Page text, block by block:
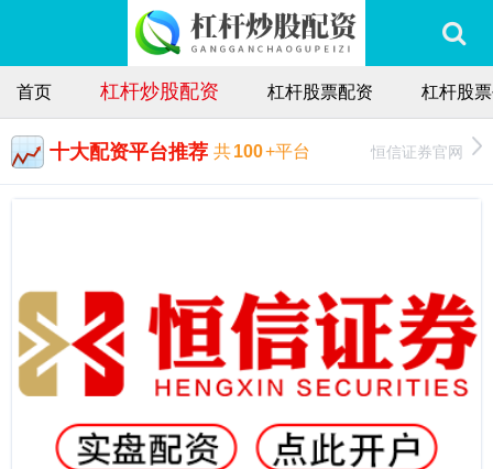
首页 杠杆炒股配资 杠杆股票配资 杠杆股
十大配资平台推荐 共100+平台 恒信证券官网